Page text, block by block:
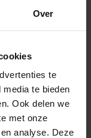
Over
te
te bieden
Ook delen we
met onze
analyse. Deze
in de
anus.
naast